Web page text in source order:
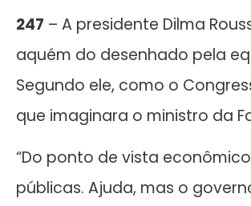
247 – A presidente Dilma
aquém do desenhado pela
Segundo ele, como o
que imaginara o ministro da
“Do ponto de vista
públicas. Ajuda, mas o